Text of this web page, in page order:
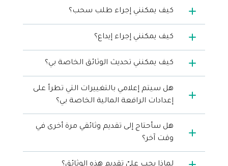
كيف يمكنني إجراء طلب سحب؟
كيف يمكنني إجراء إيداع؟
كيف يمكنني تحديث الوثائق الخاصة بي؟
هل سيتم إعلامي بالتغييرات التي تطرأ على
إعدادات الرافعة المالية الخاصة بي؟
هل سأحتاج إلى تقديم وثائقي مرة أخرى في
وقت آخر؟